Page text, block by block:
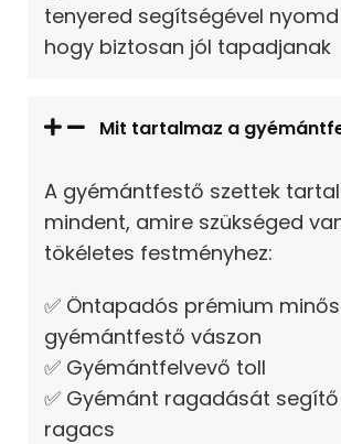
tenyered segítségével
hogy biztosan jól tapadjanak
Mit tartalmaz a
A gyémántfestő szettek
mindent, amire szükséged
tökéletes festményhez:
✅ Öntapadós prémium
gyémántfestő vászon
✅ Gyémántfelvevő toll
✅ Gyémánt ragadását
ragacs